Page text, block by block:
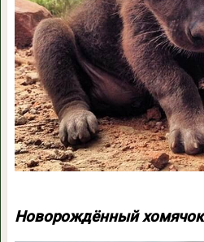
Новорождённый хомячок